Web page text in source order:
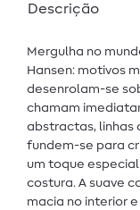
Descrição
Mergulha no
Hansen: motivos
desenrolam-se
chamam
abstractas, linhas
fundem-se para
um toque
costura. A suave
macia no interior